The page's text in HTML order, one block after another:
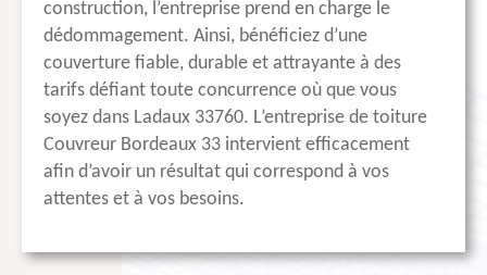
construction, l’entreprise prend en charge le
dédommagement. Ainsi, bénéficiez d’une
couverture fiable, durable et attrayante à des
tarifs défiant toute concurrence où que vous
soyez dans Ladaux 33760. L’entreprise de toiture
Couvreur Bordeaux 33 intervient efficacement
afin d’avoir un résultat qui correspond à vos
attentes et à vos besoins.